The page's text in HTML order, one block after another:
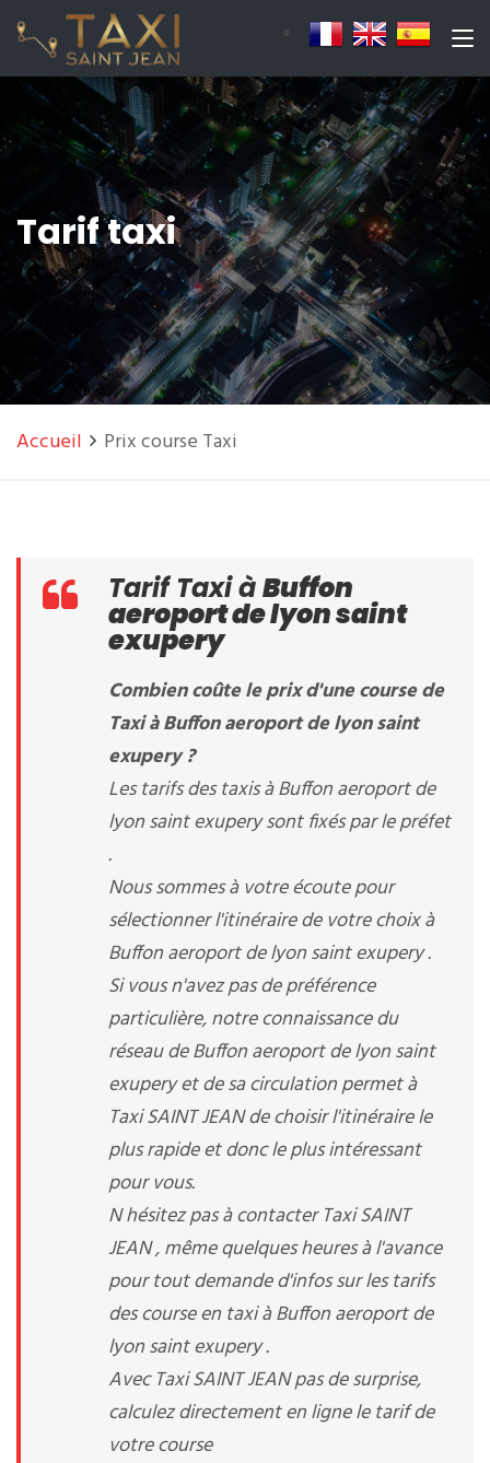
Tarif taxi
Accueil Prix course Taxi
Tarif Taxi àBuffon
aeroport de lyon saint
exupery
Combien coûte le prix d'une course de
Taxi à Buffon aeroport de lyon saint
exupery ?
Les tarifs des taxis à Buffon aeroport de
lyon saint exupery sont fixés par le préfet
.
Nous sommes à votre écoute pour
sélectionner l'itinéraire de votre choix à
Buffon aeroport de lyon saint exupery .
Si vous n'avez pas de préférence
particulière, notre connaissance du
réseau de Buffon aeroport de lyon saint
exupery et de sa circulation permet à
Taxi SAINT JEAN de choisir l'itinéraire le
plus rapide et donc le plus intéressant
pour vous.
N hésitez pas à contacter Taxi SAINT
JEAN , même quelques heures à l'avance
pour tout demande d'infos sur les tarifs
des course en taxi à Buffon aeroport de
lyon saint exupery .
Avec Taxi SAINT JEAN pas de surprise,
calculez directement en ligne le tarif de
votre course